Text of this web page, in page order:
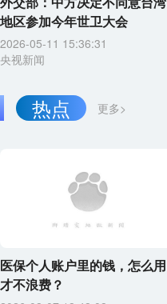
地区参加今年世卫大会
2026-05-11 15:36:31
央视新闻
更多>
热点
医保个人账户里的钱，怎么用
才不浪费？